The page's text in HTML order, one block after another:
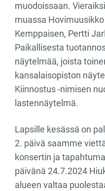
muodoissaan.
muassa
Kemppaisen, Pertti
Paikallisesta
näytelmää, joista
kansalaisopiston
Kiinnostus -nimisen
lastennäytelmä.
Lapsille kesässä on
2. päivä saamme
konsertin ja
päivänä 24.7.2024
alueen valtaa